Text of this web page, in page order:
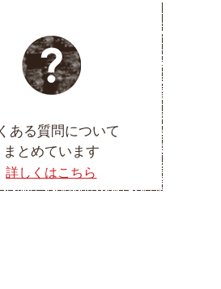
ある質問について
まとめています
詳しくはこちら